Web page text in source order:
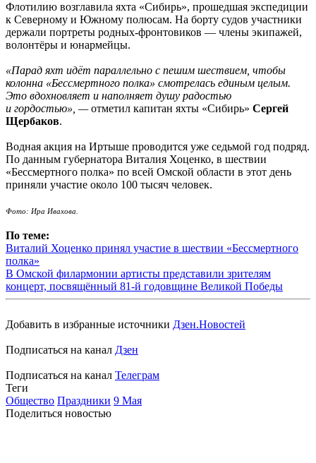
Флотилию возглавила яхта «Сибирь», прошедшая экспедиции
к Северному и Южному полюсам. На борту судов участники
держали портреты родных-фронтовиков — члены экипажей,
волонтёры и юнармейцы.
«Парад яхт идёт параллельно с пешим шествием, чтобы
колонна «Бессмертного полка» смотрелась единым целым.
Это вдохновляет и наполняет душу радостью
и гордостью», —отметил капитан яхты «Сибирь» Сергей
Щербаков.
Водная акция на Иртыше проводится уже седьмой год подряд.
По данным губернатора Виталия Хоценко, в шествии
«Бессмертного полка» по всей Омской области в этот день
приняли участие около 100 тысяч человек.
Фото: Ира Ивахова.
По теме:
Виталий Хоценко принял участие в шествии «Бессмертного
полка»
В Омской филармонии артисты представили зрителям
концерт, посвящённый 81-й годовщине Великой Победы
Добавить в избранные источники Дзен.Новостей
Подписаться на канал Дзен
Подписаться на канал Телеграм
Теги
Общество Праздники 9 Мая
Поделиться новостью